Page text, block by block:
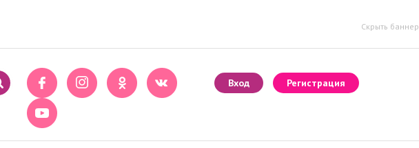
Скрыть баннер
Вход Регистрация